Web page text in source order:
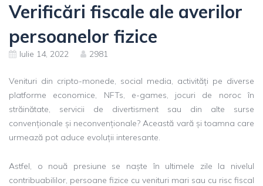
Verificări fiscale ale averilor
persoanelor fizice
Iulie 14, 2022 2981
Venituri din cripto-monede, social media, activități pe diverse
platforme economice, NFTs, e-games, jocuri de noroc în
străinătate, servicii de divertisment sau din alte surse
convenționale și neconvenționale? Această vară și toamna care
urmează pot aduce evoluții interesante.
Astfel, o nouă presiune se naște în ultimele zile la nivelul
contribuabililor, persoane fizice cu venituri mari sau cu risc fiscal